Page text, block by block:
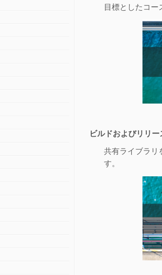
目標としたコー
ビルドおよびリリ
共有ライブラリ
す。